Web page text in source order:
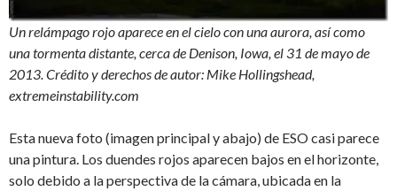
Un relámpago rojo aparece en el cielo con una aurora, así como
una tormenta distante, cerca de Denison, Iowa, el 31 de mayo de
2013. Crédito y derechos de autor: Mike Hollingshead,
extremeinstability.com
Esta nueva foto (imagen principal y abajo) de ESO casi parece
una pintura. Los duendes rojos aparecen bajos en el horizonte,
solo debido a la perspectiva de la cámara, ubicada en la